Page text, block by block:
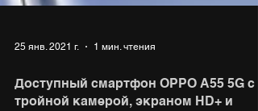
25 янв. 2021 г. 1 мин. чтения